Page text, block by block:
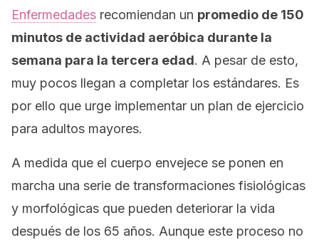
Enfermedades recomiendan un promedio de 150
minutos de actividad aeróbica durante la
semana para la tercera edad. A pesar de esto,
muy pocos llegan a completar los estándares. Es
por ello que urge implementar un plan de ejercicio
para adultos mayores.
A medida que el cuerpo envejece se ponen en
marcha una serie de transformaciones fisiológicas
y morfológicas que pueden deteriorar la vida
después de los 65 años. Aunque este proceso no